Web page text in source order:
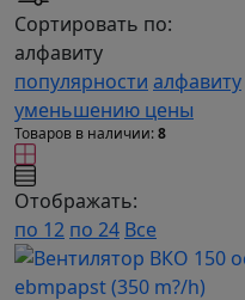
Сортировать по:
алфавиту
популярности алфавиту
уменьшению цены
Товаров в наличии:8
Отображать:
по 12 по 24 Все